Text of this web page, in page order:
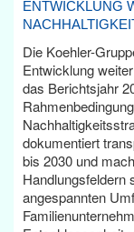
ENTWICKLUNG
Die Koehler-
Entwicklung
das Berichtsjahr
dokumentiert
bis 2030 und
Handlungsfeldern
angespannten